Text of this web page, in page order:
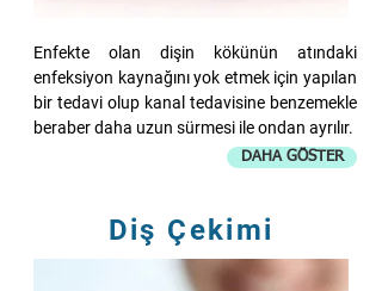
Enfekte olan dişin kökünün atındaki
enfeksiyon kaynağını yok etmek için yapılan
bir tedavi olup kanal tedavisine benzemekle
beraber daha uzun sürmesi ile ondan ayrılır.
DAHA GÖSTER
Diş Çekimi